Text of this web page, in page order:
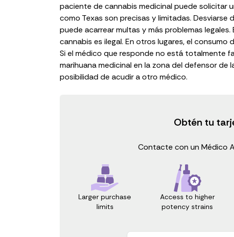
paciente de cannabis medicinal puede solicitar
como Texas son precisas y limitadas.
puede acarrear multas y más problemas
cannabis es ilegal. En otros lugares, el
Si el médico que responde no está totalmente
marihuana medicinal en la zona del defensor de
posibilidad de acudir a otro médico.
Obtén tu
Contacte con un Médico
Larger purchase
limits
Access to higher
potency strains